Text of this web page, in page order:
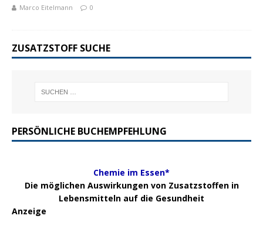
Marco Eitelmann 0
ZUSATZSTOFF SUCHE
PERSÖNLICHE BUCHEMPFEHLUNG
Chemie im Essen*
Die möglichen Auswirkungen von Zusatzstoffen in
Lebensmitteln auf die Gesundheit
Anzeige